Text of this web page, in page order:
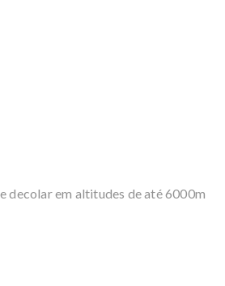
decolar em altitudes de até 6000m